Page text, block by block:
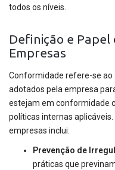
todos os níveis.
Definição e
Empresas
Conformidade refere-se ao
adotados pela empresa
estejam em conformidade
políticas internas
empresas inclui:
Prevenção de
práticas que